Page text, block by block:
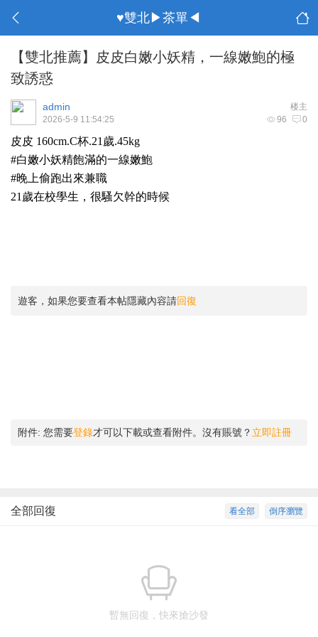
♥雙北▶茶單◀
【雙北推薦】皮皮白嫩小妖精，一線嫩鮑的極
致誘惑
楼主
admin
96 0
2026-5-9 11:54:25
皮皮 160cm.C杯.21歲.45kg
#白嫩小妖精飽滿的一線嫩鮑
#晚上偷跑出來兼職
21歲在校學生，很騷欠幹的時候
遊客，如果您要查看本帖隱藏內容請回復
附件: 您需要登錄才可以下載或查看附件。沒有賬號？ 立即註冊
倒序瀏覽
看全部
全部回復
暫無回復，快來搶沙發